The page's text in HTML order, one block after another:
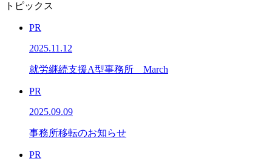
トピックス
PR
2025.11.12
就労継続支援A型事務所 March
PR
2025.09.09
事務所移転のお知らせ
PR